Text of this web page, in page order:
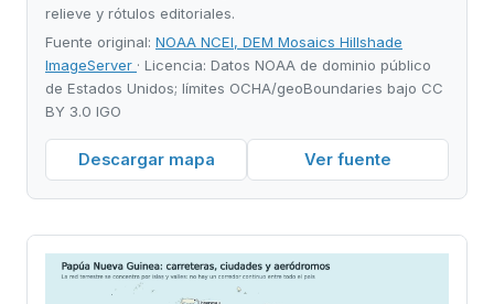
relieve y rótulos editoriales.
Fuente original: NOAA NCEI, DEM Mosaics Hillshade
ImageServer · Licencia: Datos NOAA de dominio público
de Estados Unidos; límites OCHA/geoBoundaries bajo CC
BY 3.0 IGO
Descargar mapa Ver fuente